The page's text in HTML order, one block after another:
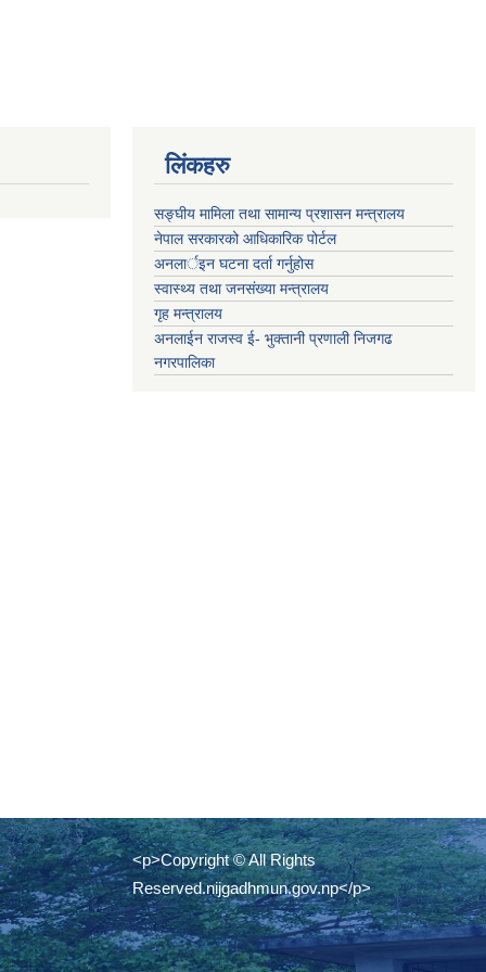
लिंकहरु
सङ्‍घीय मामिला तथा सामान्य प्रशासन मन्त्रालय
नेपाल सरकारको आधिकारिक पोर्टल
अनलार्इन घटना दर्ता गर्नुहोस
स्वास्थ्य तथा जनसंख्या मन्त्रालय
गृह मन्त्रालय
अनलाईन राजस्व ई- भुक्तानी प्रणाली निजगढ
नगरपालिका
<p>Copyright © All Rights
Reserved.nijgadhmun.gov.np</p>